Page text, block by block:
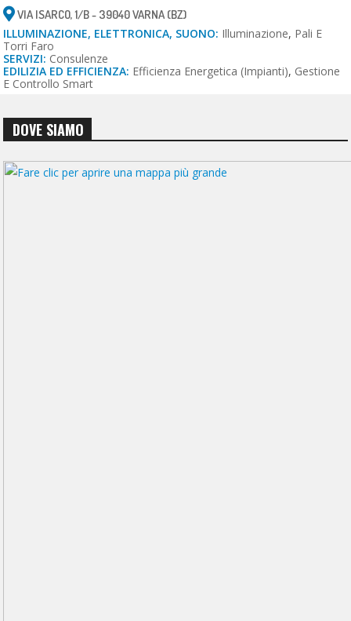
VIA ISARCO, 1/B - 39040 VARNA (BZ)
ILLUMINAZIONE, ELETTRONICA, SUONO: Illuminazione, Pali E
Torri Faro
SERVIZI: Consulenze
EDILIZIA ED EFFICIENZA: Efficienza Energetica (impianti), Gestione
E Controllo Smart
DOVE SIAMO